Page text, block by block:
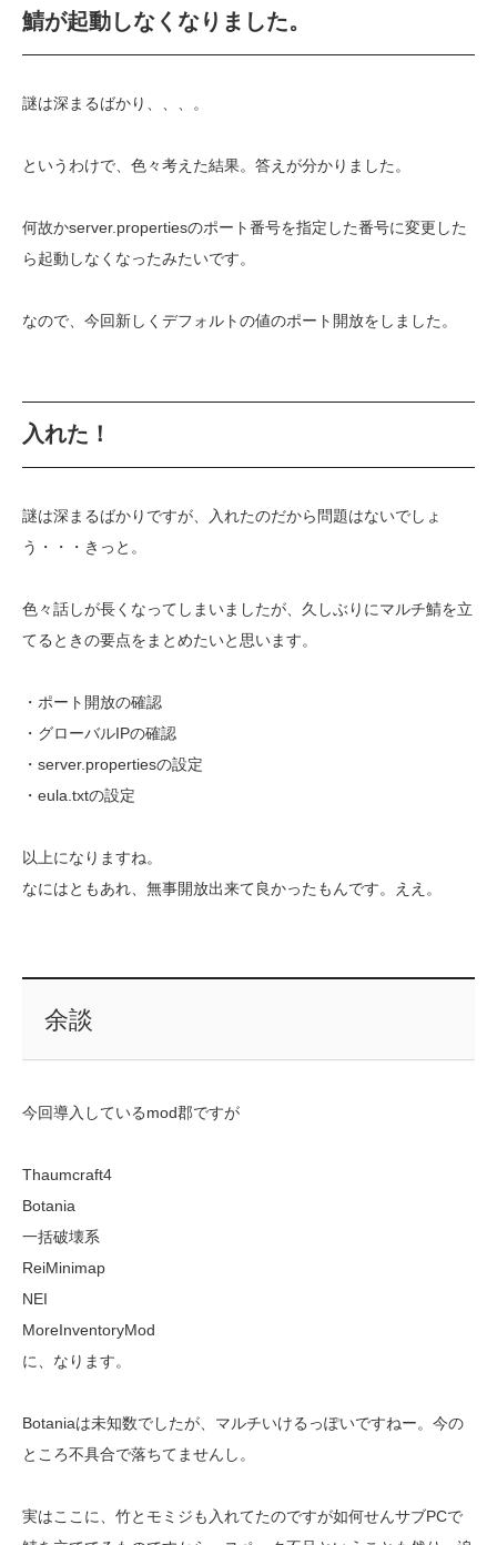
鯖が起動しなくなりました。
謎は深まるばかり、、、。
というわけで、色々考えた結果。答えが分かりました。
何故かserver.propertiesのポート番号を指定した番号に変更した
ら起動しなくなったみたいです。
なので、今回新しくデフォルトの値のポート開放をしました。
入れた！
謎は深まるばかりですが、入れたのだから問題はないでしょ
う・・・きっと。
色々話しが長くなってしまいましたが、久しぶりにマルチ鯖を立
てるときの要点をまとめたいと思います。
・ポート開放の確認
・グローバルIPの確認
・server.propertiesの設定
・eula.txtの設定
以上になりますね。
なにはともあれ、無事開放出来て良かったもんです。ええ。
余談
今回導入しているmod郡ですが
Thaumcraft4
Botania
一括破壊系
ReiMinimap
NEI
MoreInventoryMod
に、なります。
Botaniaは未知数でしたが、マルチいけるっぽいですねー。今の
ところ不具合で落ちてませんし。
実はここに、竹とモミジも入れてたのですが如何せんサブPCで